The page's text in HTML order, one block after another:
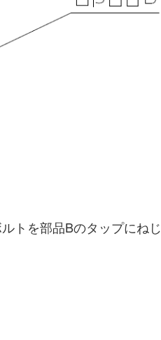
トを部品Bのタップにねじ